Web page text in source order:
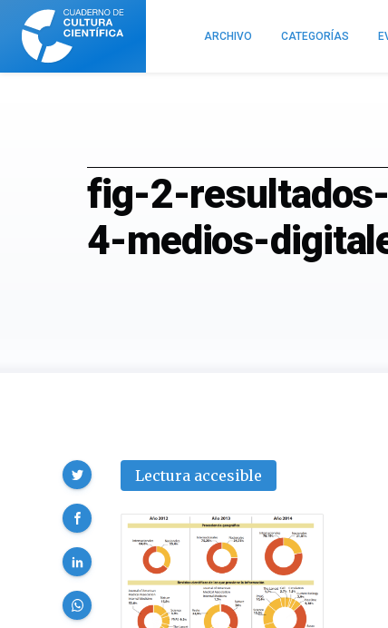
Cuaderno
Cultura
Científica
ARCHIVO CATEGORÍAS
fig-2-
4-medios-
Lectura accesible
Compartir